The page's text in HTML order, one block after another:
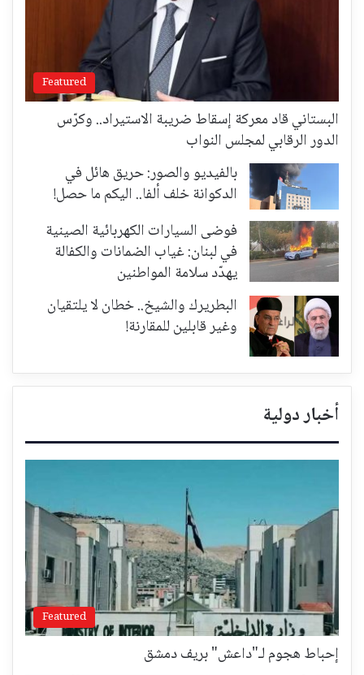
Featured
البستاني قاد معركة إسقاط ضريبة الاستيراد.. وكرّس
الدور الرقابي لمجلس النواب
بالفيديو والصور: حريق هائل في
الدكوانة خلف ألفا.. اليكم ما حصل!
فوضى السيارات الكهربائية الصينية
في لبنان: غياب الضمانات والكفالة
يهدّد سلامة المواطنين
البطريرك والشيخ.. خطان لا يلتقيان
وغير قابلين للمقارنة!
أخبار دولية
Featured
إحباط هجوم لـ"داعش" بريف دمشق